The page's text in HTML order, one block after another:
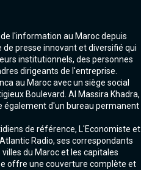
l'information au Maroc depuis
de presse innovant et diversifié qui
institutionnels, des personnes
dirigeants de l'entreprise.
au Maroc avec un siège social
Boulevard. Al Massira Khadra,
également d'un bureau permanent
de référence, L'Economiste et
Radio, ses correspondants
du Maroc et les capitales
offre une couverture complète et